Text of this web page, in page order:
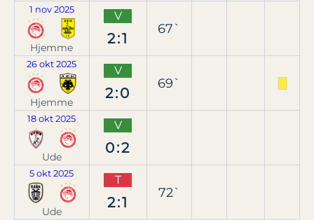
1 nov 2025
Hjemme
V
2:1
67`
26 okt 2025
Hjemme
V
2:0
69`
18 okt 2025
Ude
V
0:2
5 okt 2025
Ude
T
2:1
72`